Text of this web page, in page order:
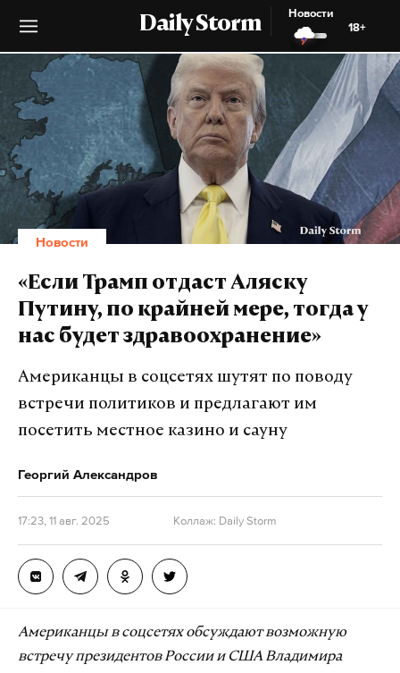
Daily Storm
Новости
18+
Новости
«Если Трамп отдаст Аляску
Путину, по крайней мере, тогда у
нас будет здравоохранение»
Американцы в соцсетях шутят по поводу
встречи политиков и предлагают им
посетить местное казино и сауну
Георгий Александров
17:23, 11 авг. 2025 Коллаж: Daily Storm
Американцы в соцсетях обсуждают возможную
встречу президентов России и США Владимира